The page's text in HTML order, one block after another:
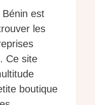
est
les
Ce site
boutique